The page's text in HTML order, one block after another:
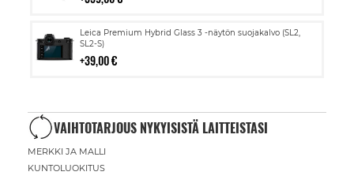
Leica Premium Hybrid Glass 3 -näytön suojakalvo (SL2,
SL2-S)
39,00 €
Lisää
ostoskoriin
VAIHTOTARJOUS NYKYISISTÄ LAITTEISTASI
MERKKI JA MALLI
KUNTOLUOKITUS